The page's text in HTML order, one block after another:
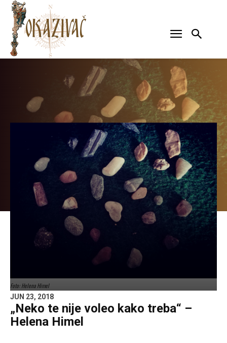
Foto: Helena Himel
JUN 23, 2018
„Neko te nije voleo kako treba“ –
Helena Himel